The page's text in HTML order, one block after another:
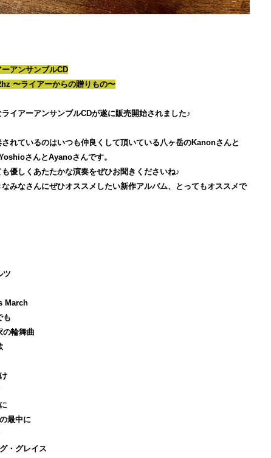
アンサンブルCD
〜ライアーからの贈りもの〜
イアーアンサンブルCDが遂に販売開始されました♪
れているのはいつも仲良くして頂いている八ヶ岳のKanonさんと
さんとAyanoさんです。
優しくあたたかな演奏をぜひお聞きくださいね♪
みなさんにぜひオススメしたい新作アルバム、とってもオススメで
ツ
March
も
の輪舞曲
最中に
・グレイス